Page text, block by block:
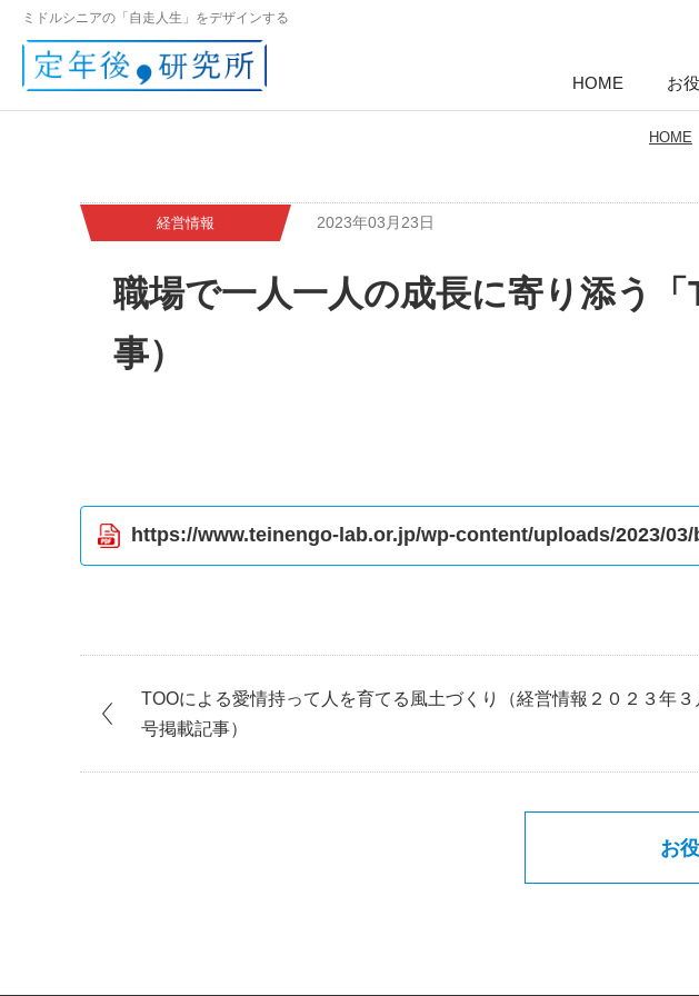
ミドルシニアの「自走人生」をデザインする
HOME お
HOME
経営情報 2023年03月23日
職場で一人一人の成長に寄り添う
事）
https://www.teinengo-lab.or.jp/wp-content/uploads/2023/03/
TOOによる愛情持って人を育てる風土づくり（経営情報２０２３年３
号掲載記事）
お